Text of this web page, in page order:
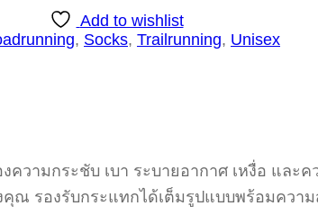
Add to wishlist
, Socks, Trailrunning, Unisex
ความกระชับ เบา ระบายอากาศ เหงื่อ แล
ณ รองรับกระแทกได้เต็มรูปแบบพร้อมควา